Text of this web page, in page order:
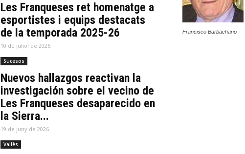
Les Franqueses ret homenatge a
esportistes i equips destacats
de la temporada 2025-26
10 de juliol de 2026
Sucesos
Nuevos hallazgos reactivan la
investigación sobre el vecino de
Les Franqueses desaparecido en
la Sierra...
19 de juny de 2026
Vallès
Francisco Barbachano